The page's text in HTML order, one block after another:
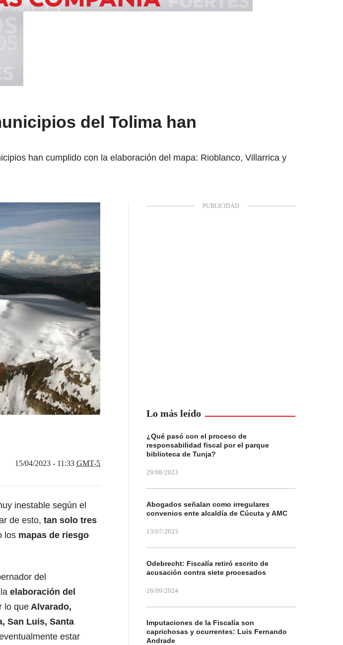
del Tolima han
han cumplido con la elaboración del mapa: Rioblanco, Villarrica y
15/04/2023 - 11:33 GMT-5
inestable según el
de esto, tan solo tres
los mapas de riesgo
del
elaboración del
lo que Alvarado,
San Luis, Santa
estar
Lo más leído
¿Qué pasó con el proceso de
responsabilidad fiscal por el parque
biblioteca de Tunja?
29/08/2023
Abogados señalan como irregulares
convenios ente alcaldía de Cúcuta y AMC
13/07/2023
Odebrecht: Fiscalía retiró escrito de
acusación contra siete procesados
26/09/2024
Imputaciones de la Fiscalía son
caprichosas y ocurrentes: Luis Fernando
Andrade